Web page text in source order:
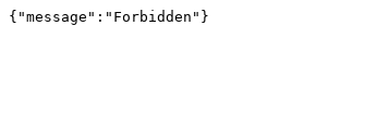
{"message":"Forbidden"}